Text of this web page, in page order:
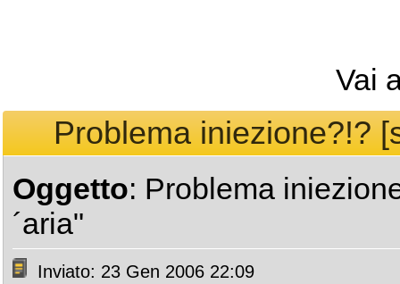
Vai
Problema iniezione?!?
Oggetto: Problema
´aria"
Inviato: 23 Gen 2006 22:09